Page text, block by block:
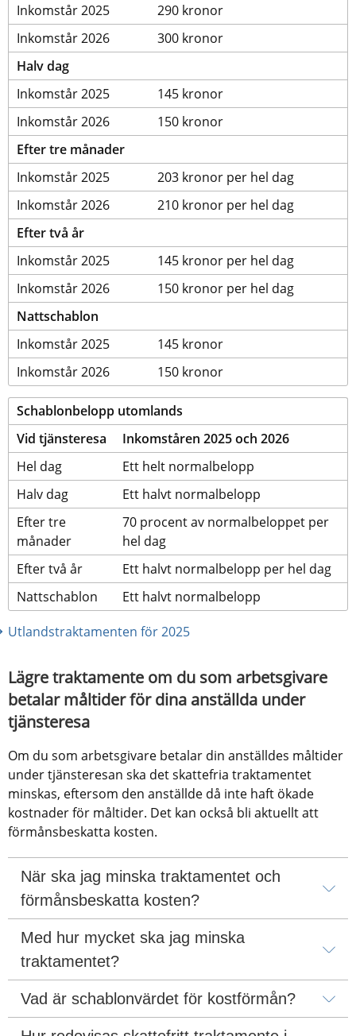
Inkomstår 2025
290 kronor
Inkomstår 2026
300 kronor
Halv dag
Inkomstår 2025
145 kronor
Inkomstår 2026
150 kronor
Efter tre månader
Inkomstår 2025
203 kronor per hel dag
Inkomstår 2026
210 kronor per hel dag
Efter två år
Inkomstår 2025
145 kronor per hel dag
Inkomstår 2026
150 kronor per hel dag
Nattschablon
Inkomstår 2025
145 kronor
Inkomstår 2026
150 kronor
Schablonbelopp utomlands
Vid tjänsteresa
Inkomståren 2025 och 2026
Hel dag
Ett helt normalbelopp
Halv dag
Ett halvt normalbelopp
Efter tre
månader
70 procent av normalbeloppet per
hel dag
Efter två år
Ett halvt normalbelopp per hel dag
Nattschablon
Ett halvt normalbelopp
Utlandstraktamenten för 2025
Lägre traktamente om du som arbetsgivare
betalar måltider för dina anställda under
tjänsteresa
Om du som arbetsgivare betalar din anställdes måltider
under tjänsteresan ska det skattefria traktamentet
minskas, eftersom den anställde då inte haft ökade
kostnader för måltider. Det kan också bli aktuellt att
förmånsbeskatta kosten.
När ska jag minska traktamentet och
förmånsbeskatta kosten?
Med hur mycket ska jag minska
traktamentet?
Vad är schablonvärdet för kostförmån?